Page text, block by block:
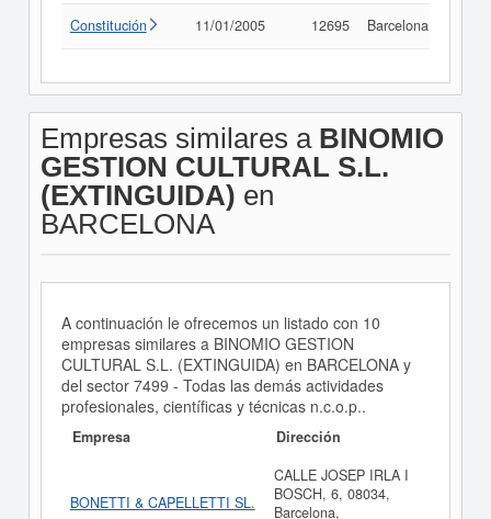
Constitución 11/01/2005 12695 Barcelona
Empresas similares a BINOMIO
GESTION CULTURAL S.L.
(EXTINGUIDA) en
BARCELONA
A continuación le ofrecemos un listado con 10
empresas similares a BINOMIO GESTION
CULTURAL S.L. (EXTINGUIDA) en BARCELONA y
del sector 7499 - Todas las demás actividades
profesionales, científicas y técnicas n.c.o.p..
Empresa Dirección
BONETTI & CAPELLETTI SL.
CALLE JOSEP IRLA I
BOSCH, 6, 08034,
Barcelona,